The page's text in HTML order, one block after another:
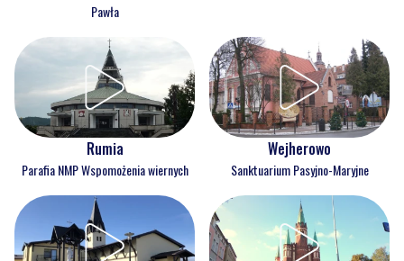
Pawła
Rumia
Parafia NMP Wspomożenia wiernych
Wejherowo
Sanktuarium Pasyjno-Maryjne